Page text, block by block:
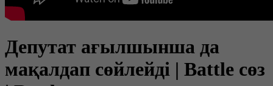
Депутат ағылшынша да
мақалдап сөйлейді | Battle сөз